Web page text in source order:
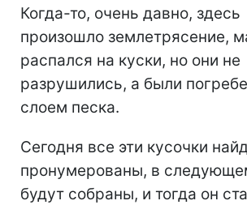
Когда-то, очень давно, здесь
произошло землетрясение,
распался на куски, но они не
разрушились, а были
слоем песка.
Сегодня все эти кусочки
пронумерованы, в
будут собраны, и тогда он